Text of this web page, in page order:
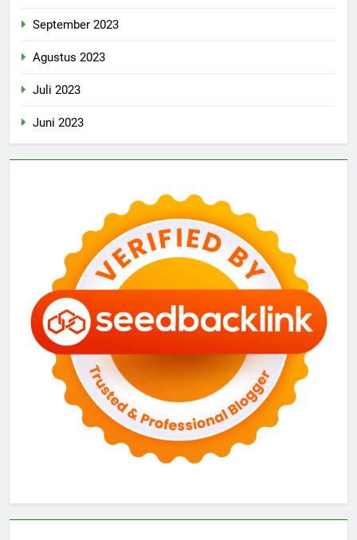
September 2023
Agustus 2023
Juli 2023
Juni 2023